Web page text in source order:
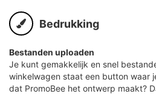
Bedrukking
Bestanden uploaden
Je kunt gemakkelijk en snel
winkelwagen staat een button waar
dat PromoBee het ontwerp maakt?